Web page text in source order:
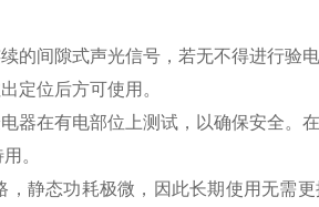
的间隙式声光信号，若无不得进行验电
定位后方可使用。
器在有电部位上测试，以确保安全。
。
静态功耗极微，因此长期使用无需